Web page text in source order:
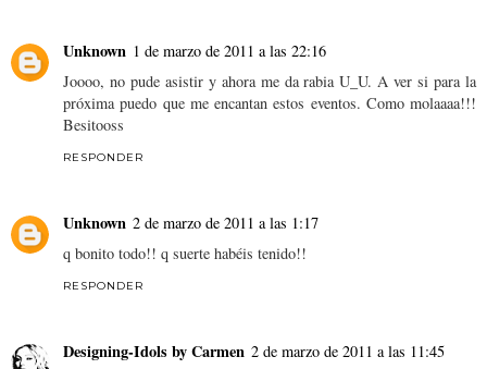
Unknown 1 de marzo de 2011 a las 22:16
Joooo, no pude asistir y ahora me da rabia U_U. A ver si para la
próxima puedo que me encantan estos eventos. Como molaaaa!!!
Besitooss
RESPONDER
Unknown 2 de marzo de 2011 a las 1:17
q bonito todo!! q suerte habéis tenido!!
RESPONDER
Designing-Idols by Carmen 2 de marzo de 2011 a las 11:45